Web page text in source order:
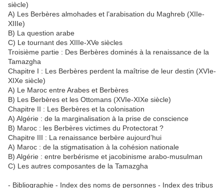
siècle)
A) Les Berbères almohades et l’arabisation du Maghreb (XIIe-
XIIIe)
B) La question arabe
C) Le tournant des XIIIe-XVe siècles
Troisième partie : Des Berbères dominés à la renaissance de la
Tamazgha
Chapitre I : Les Berbères perdent la maîtrise de leur destin (XVIe-
XIXe siècle)
A) Le Maroc entre Arabes et Berbères
B) Les Berbères et les Ottomans (XVIe-XIXe siècle)
Chapitre II : Les Berbères et la colonisation
A) Algérie : de la marginalisation à la prise de conscience
B) Maroc : les Berbères victimes du Protectorat ?
Chapitre III : La renaissance berbère aujourd’hui
A) Maroc : de la stigmatisation à la cohésion nationale
B) Algérie : entre berbérisme et jacobinisme arabo-musulman
C) Les autres composantes de la Tamazgha
- Bibliographie - Index des noms de personnes - Index des tribus